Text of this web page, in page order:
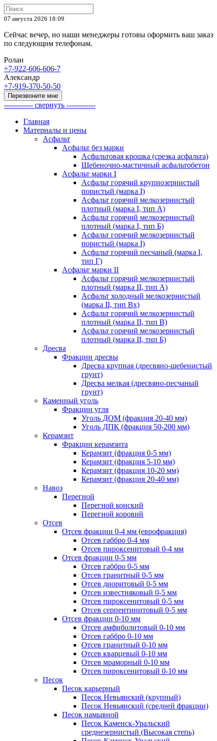
07 августа 2026 18:09
Cейчас вечер, но наши менеджеры готовы оформить ваш заказ
по следующим телефонам.
Ролан
+7-922-606-606-7
Александр
+7-919-370-50-50
Перезвоните мне
------------ свернуть ------------
Главная
Материалы и цены
Асфальт
Асфальт без марки
Асфальтовая крошка (срезка асфальта)
Щебеночно-мастичный асфальтобетон
Асфальт марки I
Асфальт горячий крупнозернистый
пористый (марка I)
Асфальт горячий мелкозернистый
плотный (марка I, тип А)
Асфальт горячий мелкозернистый
плотный (марка I, тип Б)
Асфальт горячий мелкозернистый
пористый (марка I)
Асфальт горячий песчаный (марка I,
тип Г)
Асфальт марки II
Асфальт горячий мелкозернистый
плотный (марка II, тип А)
Асфальт холодный мелкозернистый
(марка II, тип Вх)
Асфальт горячий мелкозернистый
плотный (марка II, тип В)
Асфальт горячий мелкозернистый
плотный (марка II, тип Б)
Дресва
Фракции дресвы
Дресва крупная (дресвяно-щебенистый
грунт)
Дресва мелкая (дресвяно-песчаный
грунт)
Каменный уголь
Фракции угля
Уголь ДОМ (фракция 20-40 мм)
Уголь ДПК (фракция 50-200 мм)
Керамзит
Фракции керамзита
Керамзит (фракция 0-5 мм)
Керамзит (фракция 5-10 мм)
Керамзит (фракция 10-20 мм)
Керамзит (фракция 20-40 мм)
Навоз
Перегной
Перегной конский
Перегной коровий
Отсев
Отсев фракции 0-4 мм (еврофракция)
Отсев габбро 0-4 мм
Отсев пироксенитовый 0-4 мм
Отсев фракции 0-5 мм
Отсев габбро 0-5 мм
Отсев гранитный 0-5 мм
Отсев диоритовый 0-5 мм
Отсев известняковый 0-5 мм
Отсев пироксенитовый 0-5 мм
Отсев серпентинитовый 0-5 мм
Отсев фракции 0-10 мм
Отсев амфиболитовый 0-10 мм
Отсев габбро 0-10 мм
Отсев гранитный 0-10 мм
Отсев кварцевый 0-10 мм
Отсев мраморный 0-10 мм
Отсев пироксенитовый 0-10 мм
Песок
Песок карьерный
Песок Невьянский (крупный)
Песок Невьянский (средней фракции)
Песок намывной
Песок Каменск-Уральский
среднезернистый (Высокая степь)